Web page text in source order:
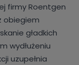
firmy Roentgen
obiegiem
gładkich
wydłużeniu
uzupełnia